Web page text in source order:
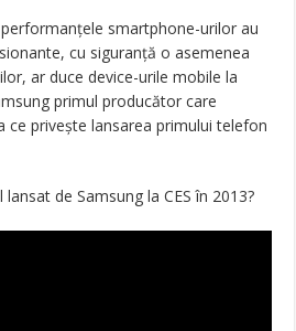
smartphone-urilor au
cu siguranță o asemenea
ar duce device-urile mobile la
primul producător care
ce privește lansarea primului telefon
de Samsung la CES în 2013?